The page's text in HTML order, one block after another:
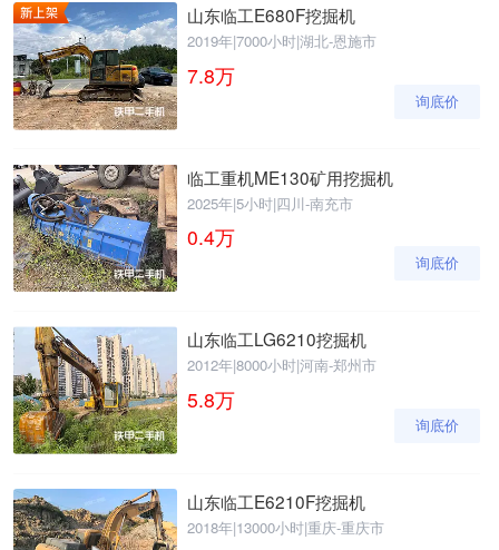
山东临工E680F挖掘机
2019年|7000小时|湖北-恩施市
7.8万
询底价
临工重机ME130矿用挖掘机
2025年|5小时|四川-南充市
0.4万
询底价
山东临工LG6210挖掘机
2012年|8000小时|河南-郑州市
5.8万
询底价
山东临工E6210F挖掘机
2018年|13000小时|重庆-重庆市